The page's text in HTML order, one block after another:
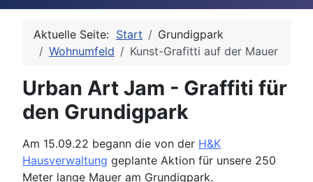
Aktuelle Seite: Start
Grundigpark
Wohnumfeld
Kunst-Grafitti auf der Mauer
Urban Art Jam - Graffiti für
den Grundigpark
Details
Am 15.09.22 begann die von der H&K
Hausverwaltung geplante Aktion für unsere 250
Meter lange Mauer am Grundigpark.